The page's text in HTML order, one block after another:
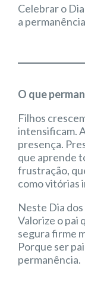
Celebrar o
a
O que
Filhos
intensificam.
presença.
que aprende
frustração,
como vitórias
Neste Dia
Valorize o pai
segura firme
Porque ser
permanência.